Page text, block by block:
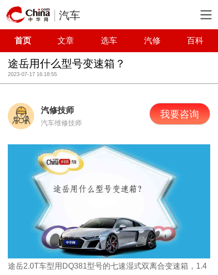
汽车
首页 文章 选车 汽修 百科
途岳用什么型号变速箱？
2023-07-17 16:18:55
汽修技师
汽车维修技师
我要咨询
途岳2.0T车型用DQ381型号的七速湿式双离合变速箱，1.4